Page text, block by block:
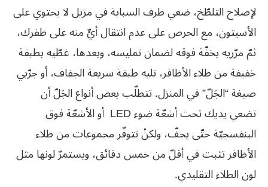
لإصلاح التلطّخ، ضعي طرف السبابة في مزيل لا يحتوي على
الأسيتون، مع الحرص على عدم انتقال أيٍّ منه على ظفرك،
ثمّ مرّريه بخفّة فوقه لضمان تمليسه، وبعدها، غطّيه بطبقة
خفيفة من طلاء الأظافر، تليه طبقة سريعة الجفاف، أو جرّبي
صيغة “الجَلّ” في المنزل. تتطلّب بعض أنواع الجَلّ أن
تضعي يديك تحت أشعّة ضوءLED أو الأشعّة فوق
البنفسجيّة حتّى يجفّ، ولكنْ تتوفّر مجموعات من طلاء
الأظافر تثبت في أقلّ من خمس دقائق، ويستمرّ لونها مثل
لون الطلاء التقليدي.